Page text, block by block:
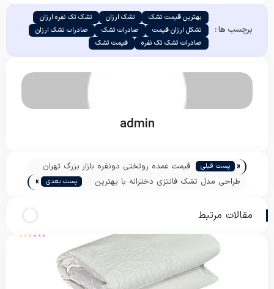
برچسب ها :
بهترین قیمت تشک تشک ارزان
تشک تک نفره ارزان
تشکل ارزان قیمت
صادرات تشک
صادرات تشک ارزان
صادرات تشک تک نفره
قیمت تشک
admin
« پست قبلی
قیمت عمده روتختی دونفره بازار بزرگ تهران
طراحی مدل تشک فانتزی دخترانه با بهترین
پست بعدی »
مقالات مرتبط